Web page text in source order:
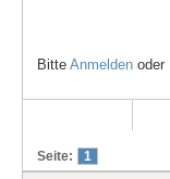
Bitte Anmelden oder
Seite: 1